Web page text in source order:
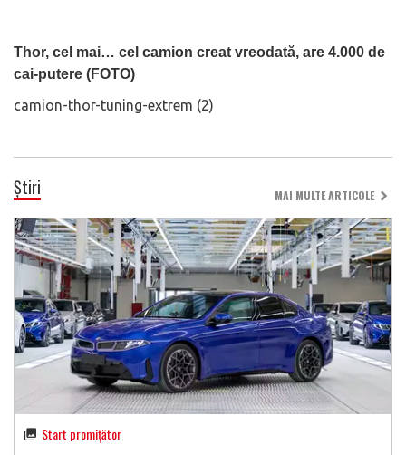
Thor, cel mai… cel camion creat vreodată, are 4.000 de
cai-putere (FOTO)
camion-thor-tuning-extrem (2)
Știri MAI MULTE ARTICOLE
Start promițător